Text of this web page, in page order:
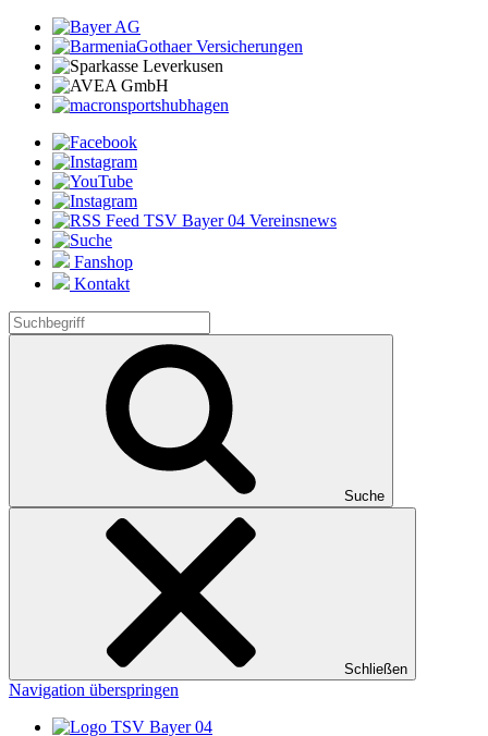
Fanshop
Kontakt
Suche
Schließen
Navigation überspringen